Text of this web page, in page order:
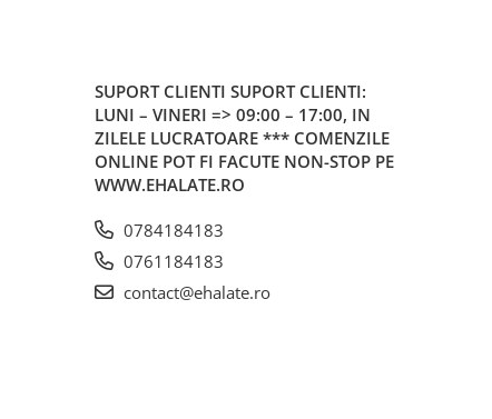
SUPORT CLIENTI SUPORT CLIENTI:
LUNI – VINERI => 09:00 – 17:00, IN
ZILELE LUCRATOARE *** COMENZILE
ONLINE POT FI FACUTE NON-STOP PE
WWW.EHALATE.RO
0784184183
0761184183
contact@ehalate.ro